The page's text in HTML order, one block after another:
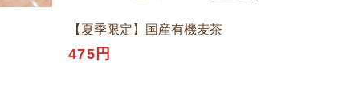
【夏季限定】国産有機麦茶
475円